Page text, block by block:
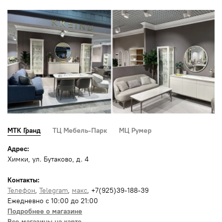
МТК Гранд ТЦ Мебель-Парк МЦ Румер
Адрес:
Химки, ул. Бутаково, д. 4
Контакты:
Телефон, Telegram, макс, +7(925)39-188-39
Ежедневно с 10:00 до 21:00
Подробнее о магазине